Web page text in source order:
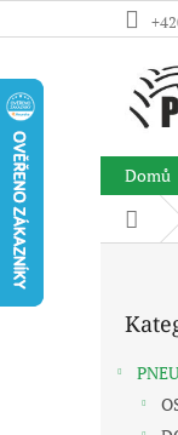
na
Domů